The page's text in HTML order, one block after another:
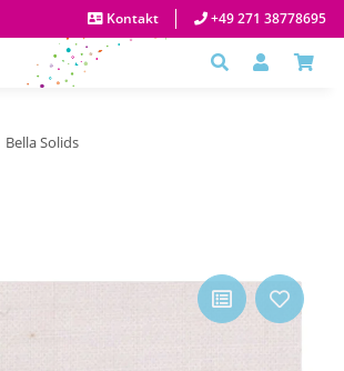
Kontakt +49 271 38778695
Bella Solids